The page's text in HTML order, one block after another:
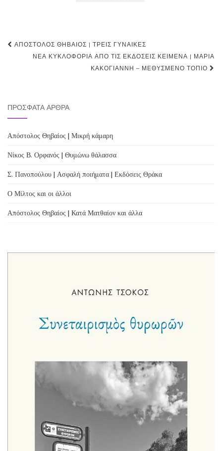
Post
navigation
ΑΠΌΣΤΟΛΟΣ ΘΗΒΑΊΟΣ | ΤΡΕΙΣ ΓΥΝΑΊΚΕΣ
ΝΈΑ ΚΥΚΛΟΦΟΡΊΑ ΑΠΌ ΤΙΣ ΕΚΔΌΣΕΙΣ ΚΕΊΜΕΝΑ | ΜΑΡΊΑ
ΚΑΚΟΓΙΆΝΝΗ – ΜΕΘΥΣΜΈΝΟ ΤΟΠΊΟ
ΠΡΌΣΦΑΤΑ ΆΡΘΡΑ
Απόστολος Θηβαίος | Μικρή κάμαρη
Νίκος Β. Ορφανός | Θυμώνω θάλασσα
Σ. Πανοπούλου | Ασφαλή ποιήματα | Εκδόσεις Θράκα
Ο Μίλτος και οι άλλοι
Απόστολος Θηβαίος | Κατά Ματθαίον και άλλα